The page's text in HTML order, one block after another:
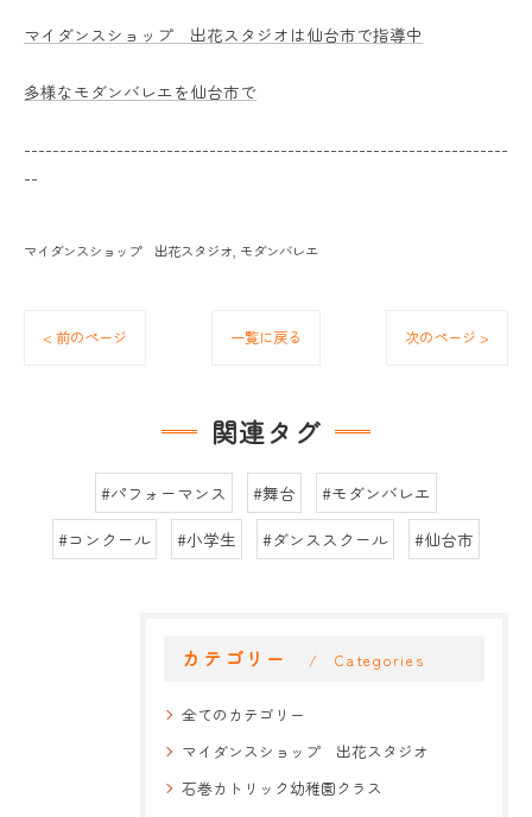
マイダンスショップ 出花スタジオは仙台市で指導中
多様なモダンバレエを仙台市で
--------------------------------------------------------------------
--
マイダンスショップ 出花スタジオ モダンバレエ
< 前のページ 一覧に戻る 次のページ >
関連タグ
#パフォーマンス #舞台
#モダンバレエ
#コンクール
#小学生 #ダンススクール #仙台市
カテゴリー Categories
全てのカテゴリー
マイダンスショップ 出花スタジオ
石巻カトリック幼稚園クラス